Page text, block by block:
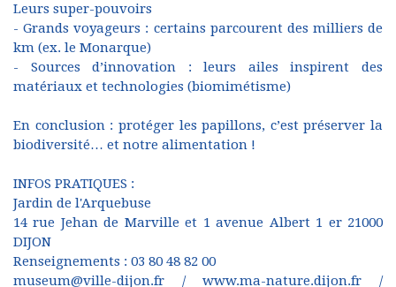
Leurs super-pouvoirs
- Grands voyageurs : certains parcourent des milliers de
km (ex. le Monarque)
- Sources d’innovation : leurs ailes inspirent des
matériaux et technologies (biomimétisme)
En conclusion : protéger les papillons, c’est préserver la
biodiversité… et notre alimentation !
INFOS PRATIQUES :
Jardin de l'Arquebuse
14 rue Jehan de Marville et 1 avenue Albert 1 er 21000
DIJON
Renseignements : 03 80 48 82 00
museum@ville-dijon.fr /www.ma-nature.dijon.fr /